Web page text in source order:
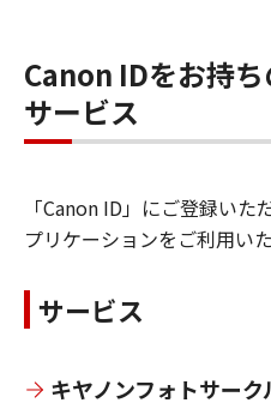
Canon IDをお持
サービス
「Canon ID」にご登録い
プリケーションをご利用いた
サービス
キヤノンフォトサーク